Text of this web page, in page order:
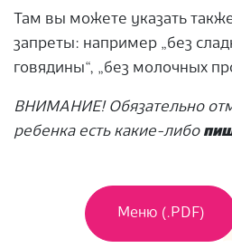
Там вы можете указать
запреты: например „без
говядины“, „без молочных
ВНИМАНИЕ! Обязательно
ребенка есть какие-либо
Меню (.PDF)